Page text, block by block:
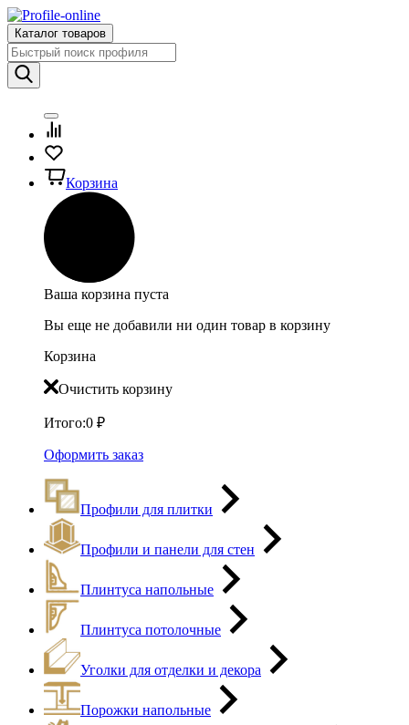
Каталог товаров
Корзина
Ваша корзина пуста
Вы еще не добавили ни один товар в корзину
Корзина
Очистить корзину
Итого:0 ₽
Оформить заказ
Профили для плитки
Профили и панели для стен
Плинтуса напольные
Плинтуса потолочные
Уголки для отделки и декора
Порожки напольные